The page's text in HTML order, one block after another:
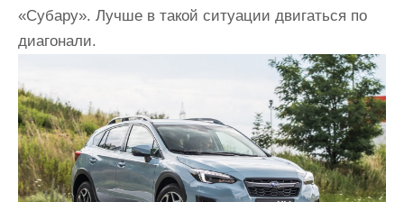
«Субару». Лучше в такой ситуации двигаться по
диагонали.